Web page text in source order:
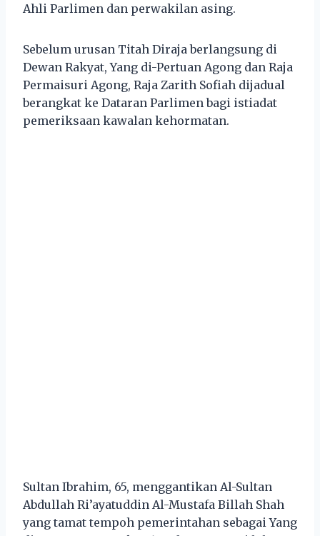
Ahli Parlimen dan perwakilan asing.
Sebelum urusan Titah Diraja berlangsung di
Dewan Rakyat, Yang di-Pertuan Agong dan Raja
Permaisuri Agong, Raja Zarith Sofiah dijadual
berangkat ke Dataran Parlimen bagi istiadat
pemeriksaan kawalan kehormatan.
Sultan Ibrahim, 65, menggantikan Al-Sultan
Abdullah Ri’ayatuddin Al-Mustafa Billah Shah
yang tamat tempoh pemerintahan sebagai Yang